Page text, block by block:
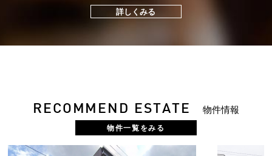
詳しくみる
RECOMMEND ESTATE 物件情報
物件一覧をみる